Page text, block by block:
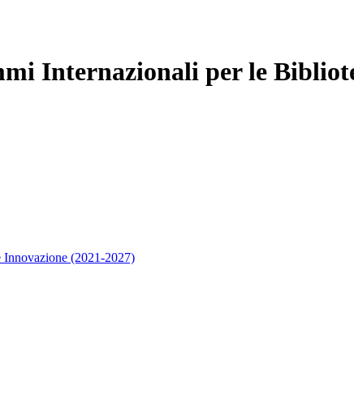
Internazionali per le
(2021-2027)